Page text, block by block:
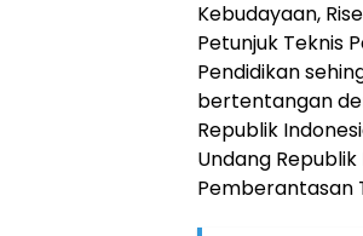
Kebudayaan,
Petunjuk Teknis
Pendidikan
bertentangan
Republik
Undang
Pemberantasan